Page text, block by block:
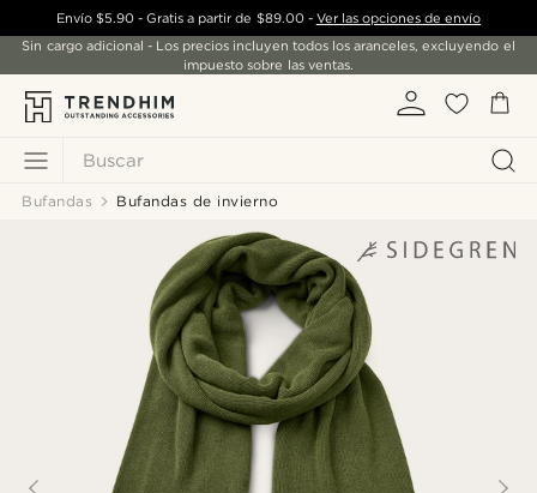
Buscar
Envío $5.90- Gratis a partir de $89.00- Ver las opciones de envío
Sin cargo adicional - Los precios incluyen todos los aranceles, excluyendo el
impuesto sobre las ventas.
Bufandas Bufandas de invierno